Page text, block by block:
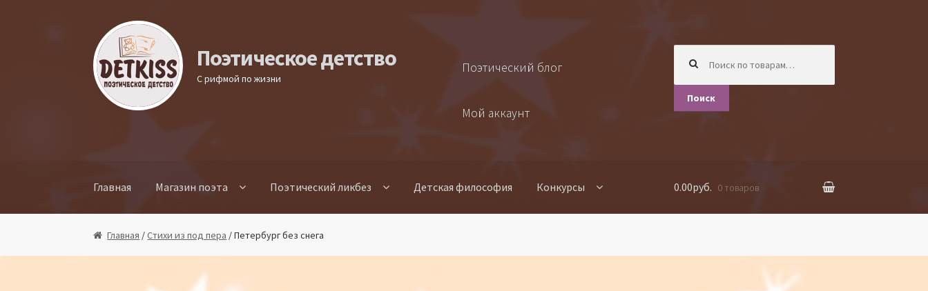
Поэтическое детство
С рифмой по жизни
Поэтический блог
Мой аккаунт
Поиск
Главная Магазин поэта Поэтический ликбез Детская философия Конкурсы 0.00руб. 0 товаров
Главная /Стихи из под пера / Петербург без снега